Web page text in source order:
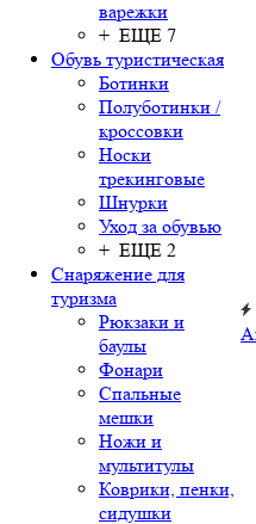
варежки
+ ЕЩЕ 7
Обувь туристическая
Ботинки
Полуботинки /
кроссовки
Носки
трекинговые
Шнурки
Уход за обувью
+ ЕЩЕ 2
Снаряжение для
туризма
Рюкзаки и
баулы
Фонари
Спальные
мешки
Ножи и
мультитулы
Коврики, пенки,
сидушки